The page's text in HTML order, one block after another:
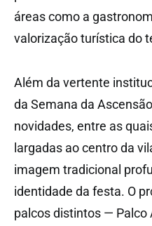
áreas como a
valorização turística do
Além da vertente
da Semana da
novidades, entre as
largadas ao centro da
imagem tradicional
identidade da festa. O
palcos distintos — Palco